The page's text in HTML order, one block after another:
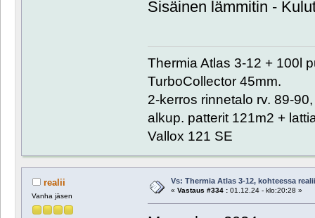
Sisäinen lämmitin -
Thermia Atlas 3-12 + 100l
TurboCollector 45mm.
2-kerros rinnetalo rv. 89-
alkup. patterit 121m2 +
Vallox 121 SE
realii
Vanha jäsen
Vs: Thermia Atlas 3-12, kohteessa realii
« Vastaus #334 :01.12.24 - klo:20:28 »